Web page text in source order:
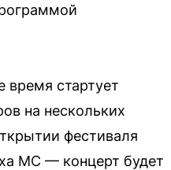
стартует
на нескольких
фестиваля
МС — концерт будет